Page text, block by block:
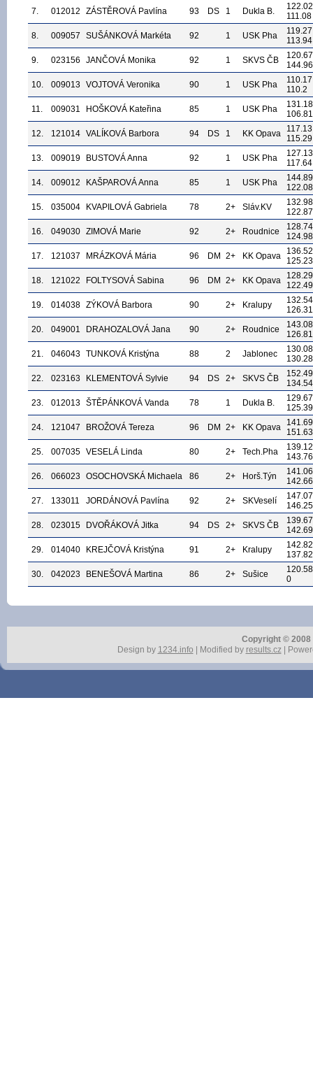
7.
012012 ZÁSTĚROVÁ Pavlína 93 DS 1 Dukla B.
122.02
111.08
8.
009057 SUŠÁNKOVÁ Markéta 92 1 USK Pha
119.27
113.94
9.
023156 JANČOVÁ Monika 92 1 SKVS ČB
120.67
144.96
10.
009013 VOJTOVÁ Veronika 90 1 USK Pha
110.17
110.2
11.
009031 HOŠKOVÁ Kateřina 85 1 USK Pha
131.18
106.81
12.
121014 VALÍKOVÁ Barbora 94 DS 1 KK Opava
117.13
115.29
13.
009019 BUSTOVÁ Anna 92 1 USK Pha
127.13
117.64
14.
009012 KAŠPAROVÁ Anna 85 1 USK Pha
144.89
122.08
15.
035004 KVAPILOVÁ Gabriela 78 2+ Sláv.KV
132.98
122.87
16.
049030 ZIMOVÁ Marie 92 2+ Roudnice
128.74
124.98
17.
121037 MRÁZKOVÁ Mária 96 DM 2+ KK Opava
136.52
125.23
18.
121022 FOLTYSOVÁ Sabina 96 DM 2+ KK Opava
128.29
122.49
19.
014038 ZÝKOVÁ Barbora 90 2+ Kralupy
132.54
126.31
20.
049001 DRAHOZALOVÁ Jana 90 2+ Roudnice
143.08
126.81
21.
046043 TUNKOVÁ Kristýna 88 2 Jablonec
130.08
130.28
22.
023163 KLEMENTOVÁ Sylvie 94 DS 2+ SKVS ČB
152.49
134.54
23.
012013 ŠTĚPÁNKOVÁ Vanda 78 1 Dukla B.
129.67
125.39
24.
121047 BROŽOVÁ Tereza 96 DM 2+ KK Opava
141.69
151.63
25.
007035 VESELÁ Linda 80 2+ Tech.Pha
139.12
143.76
26.
066023 OSOCHOVSKÁ Michaela 86 2+ Horš.Týn
141.06
142.66
27.
133011 JORDÁNOVÁ Pavlína 92 2+ SKVeselí
147.07
146.25
28.
023015 DVOŘÁKOVÁ Jitka 94 DS 2+ SKVS ČB
139.67
142.69
29.
014040 KREJČOVÁ Kristýna 91 2+ Kralupy
142.82
137.82
30.
042023 BENEŠOVÁ Martina 86 2+ Sušice
120.58
0
Copyright ©
Design by 1234.info | Modified by results.cz|